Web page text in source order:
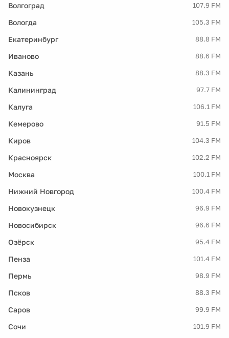
Волгоград 107.9 FM
Вологда 105.3 FM
Екатеринбург 88.8 FM
Иваново 88.6 FM
Казань 88.3 FM
Калининград 97.7 FM
Калуга 106.1 FM
Кемерово 91.5 FM
Киров 104.3 FM
Красноярск 102.2 FM
Москва 100.1 FM
Нижний Новгород 100.4 FM
Новокузнецк 96.9 FM
Новосибирск 96.6 FM
Озёрск 95.4 FM
Пенза 101.4 FM
Пермь 98.9 FM
Псков 88.3 FM
Саров 99.9 FM
Сочи 101.9 FM